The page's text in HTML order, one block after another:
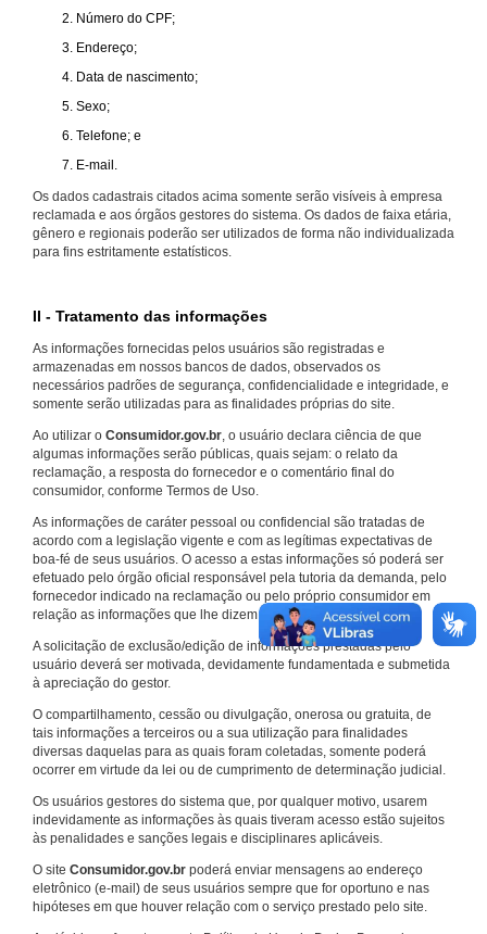
Número do CPF;
Endereço;
Data de nascimento;
Sexo;
Telefone; e
E-mail.
Os dados cadastrais citados acima somente serão visíveis à empresa
reclamada e aos órgãos gestores do sistema. Os dados de faixa etária,
gênero e regionais poderão ser utilizados de forma não individualizada
para fins estritamente estatísticos.
II - Tratamento das informações
As informações fornecidas pelos usuários são registradas e
armazenadas em nossos bancos de dados, observados os
necessários padrões de segurança, confidencialidade e integridade, e
somente serão utilizadas para as finalidades próprias do site.
Ao utilizar o Consumidor.gov.br, o usuário declara ciência de que
algumas informações serão públicas, quais sejam: o relato da
reclamação, a resposta do fornecedor e o comentário final do
consumidor, conforme Termos de Uso.
As informações de caráter pessoal ou confidencial são tratadas de
acordo com a legislação vigente e com as legítimas expectativas de
boa-fé de seus usuários. O acesso a estas informações só poderá ser
efetuado pelo órgão oficial responsável pela tutoria da demanda, pelo
fornecedor indicado na reclamação ou pelo próprio consumidor em
relação as informações que lhe dizem respeito.
A solicitação de exclusão/edição de informações prestadas pelo
usuário deverá ser motivada, devidamente fundamentada e submetida
à apreciação do gestor.
O compartilhamento, cessão ou divulgação, onerosa ou gratuita, de
tais informações a terceiros ou a sua utilização para finalidades
diversas daquelas para as quais foram coletadas, somente poderá
ocorrer em virtude da lei ou de cumprimento de determinação judicial.
Os usuários gestores do sistema que, por qualquer motivo, usarem
indevidamente as informações às quais tiveram acesso estão sujeitos
às penalidades e sanções legais e disciplinares aplicáveis.
O site Consumidor.gov.br poderá enviar mensagens ao endereço
eletrônico (e-mail) de seus usuários sempre que for oportuno e nas
hipóteses em que houver relação com o serviço prestado pelo site.